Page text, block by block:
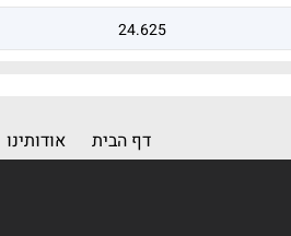
24.625
דף הבית אודותינו